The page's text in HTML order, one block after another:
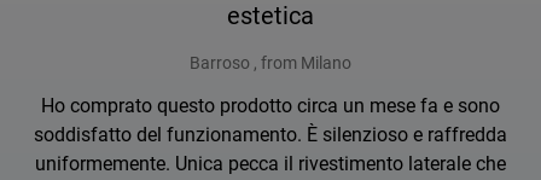
estetica
Barroso , from Milano
Ho comprato questo prodotto circa un mese fa e sono
soddisfatto del funzionamento. È silenzioso e raffredda
uniformemente. Unica pecca il rivestimento laterale che